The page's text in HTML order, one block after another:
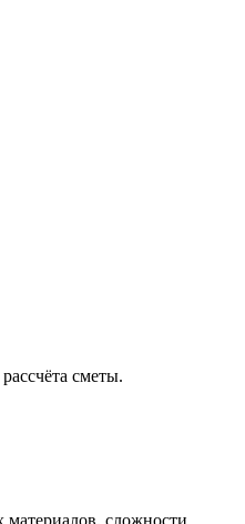
сметы.
сложности